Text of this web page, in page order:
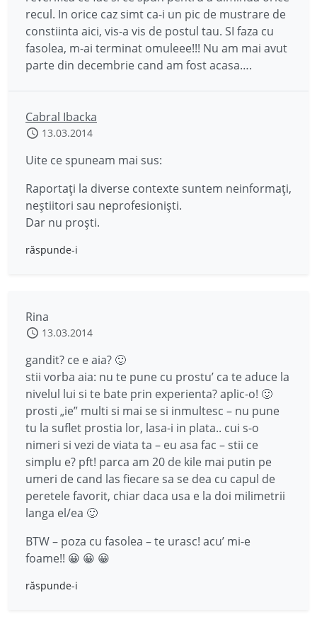
recul. In orice caz simt ca-i un pic de mustrare de
constiinta aici, vis-a vis de postul tau. SI faza cu
fasolea, m-ai terminat omuleee!!! Nu am mai avut
parte din decembrie cand am fost acasa….
Cabral Ibacka
13.03.2014
Uite ce spuneam mai sus:
Raportați la diverse contexte suntem neinformați,
neștiitori sau neprofesioniști.
Dar nu proști.
răspunde-i
Rina
13.03.2014
gandit? ce e aia? 🙂
stii vorba aia: nu te pune cu prostu’ ca te aduce la
nivelul lui si te bate prin experienta? aplic-o! 🙂
prosti „ie” multi si mai se si inmultesc – nu pune
tu la suflet prostia lor, lasa-i in plata.. cui s-o
nimeri si vezi de viata ta – eu asa fac – stii ce
simplu e? pft! parca am 20 de kile mai putin pe
umeri de cand las fiecare sa se dea cu capul de
peretele favorit, chiar daca usa e la doi milimetrii
langa el/ea 🙂
BTW – poza cu fasolea – te urasc! acu’ mi-e
foame!! 😀 😀 😀
răspunde-i